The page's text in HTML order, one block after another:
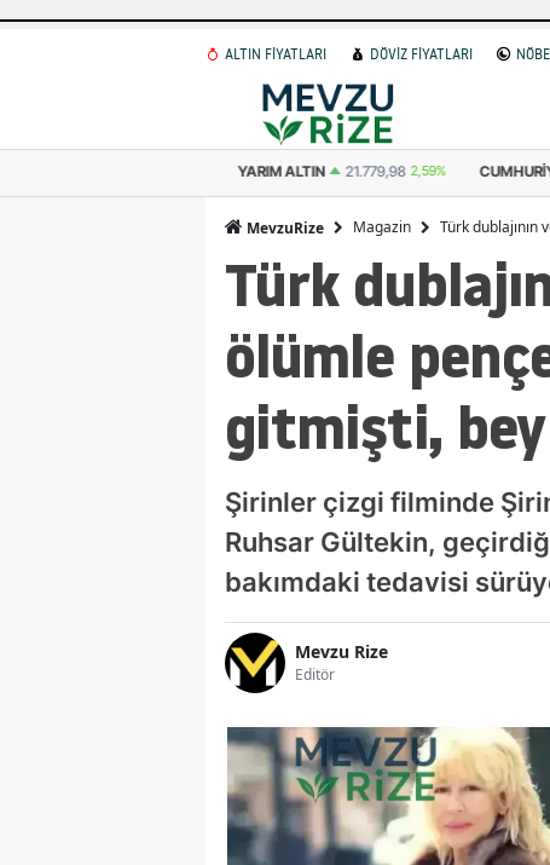
ALTIN FİYATLARI DÖVİZ FİYATLARI
YARIM ALTIN 21.779,98 2,59% CUMHURIYET
MevzuRize Magazin Türk dublajının
Türk
ölümle
gitmişti,
Şirinler çizgi filminde
Ruhsar Gültekin,
bakımdaki tedavisi
Mevzu Rize
Editör